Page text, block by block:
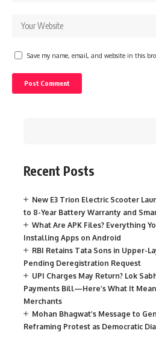
Save my name, email, and website in this
Recent Posts
New E3 Trion Electric Scooter
to 8-Year Battery Warranty and
What Are APK Files? Everything
Installing Apps on Android
RBI Retains Tata Sons in Upper-
Pending Deregistration Request
UPI Charges May Return? Lok
Payments Bill—Here’s What It
Merchants
Mohan Bhagwat’s Message to
Reframing Protest as Democratic